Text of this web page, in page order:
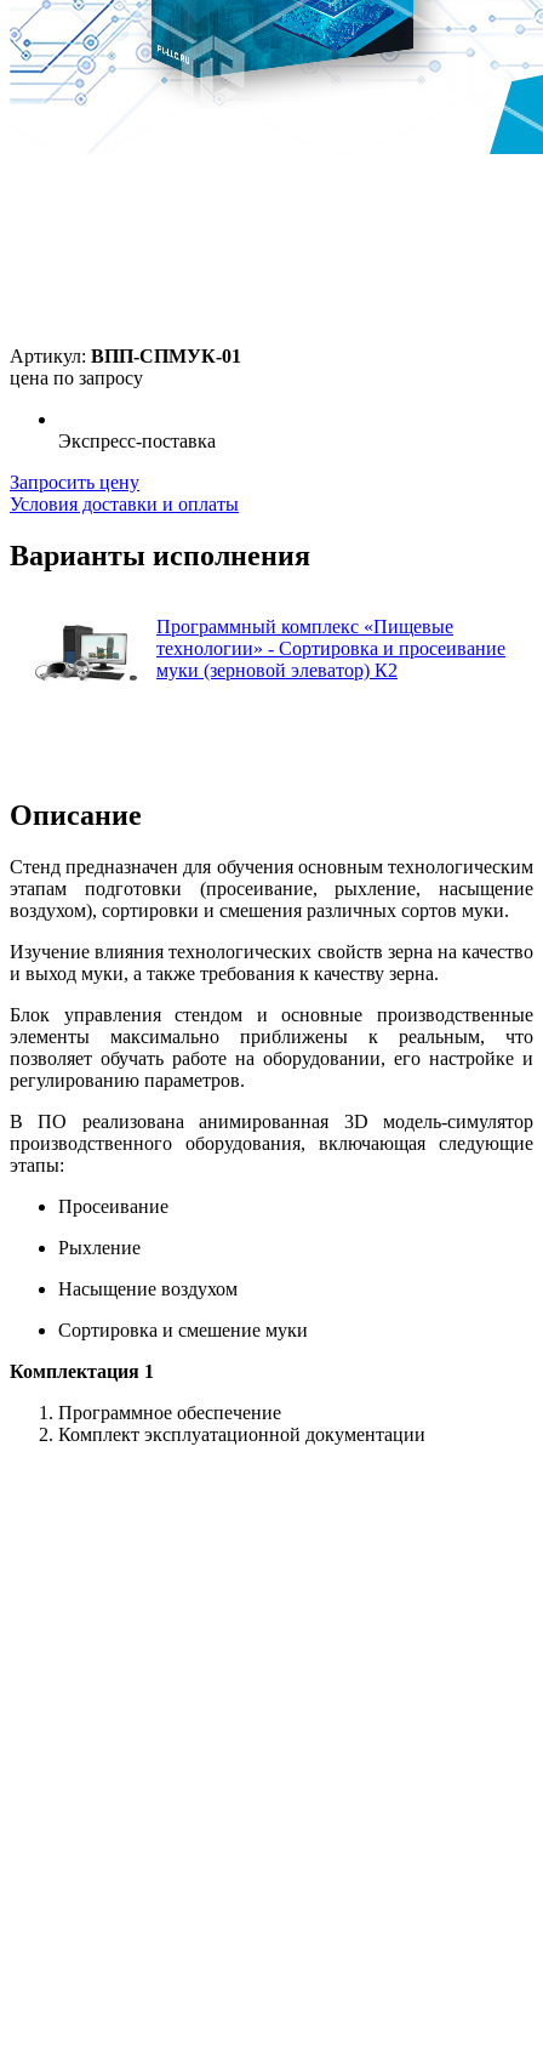
Артикул: ВПП-СПМУК-01
цена по запросу
Экспресс-поставка
Запросить цену
Условия доставки и оплаты
Варианты исполнения
Программный комплекс «Пищевые
технологии» - Сортировка и просеивание
муки (зерновой элеватор) К2
Описание
Стенд предназначен для обучения основным технологическим
этапам подготовки (просеивание, рыхление, насыщение
воздухом), сортировки и смешения различных сортов муки.
Изучение влияния технологических свойств зерна на качество
и выход муки, а также требования к качеству зерна.
Блок управления стендом и основные производственные
элементы максимально приближены к реальным, что
позволяет обучать работе на оборудовании, его настройке и
регулированию параметров.
В ПО реализована анимированная 3D модель-симулятор
производственного оборудования, включающая следующие
этапы:
Просеивание
Рыхление
Насыщение воздухом
Сортировка и смешение муки
Комплектация 1
Программное обеспечение
Комплект эксплуатационной документации